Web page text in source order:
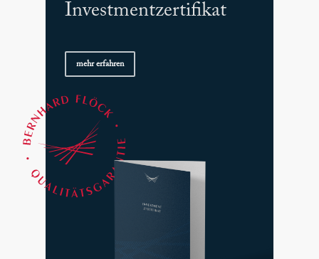
Investmentzertifikat
mehr erfahren